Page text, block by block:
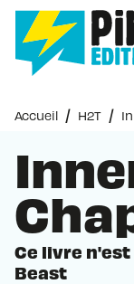
MENU
PIED DE PAGE
Accueil / H2T /
Ce livre
Beast